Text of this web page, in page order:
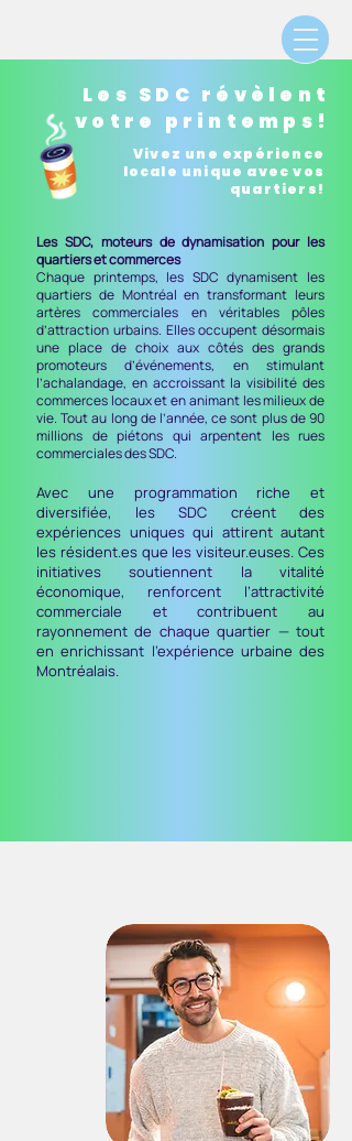
Les SDC révèlent
votre printemps!
Vivez une expérience
locale unique avec vos
quartiers!
Les SDC, moteurs de dynamisation pour les
quartiers et commerces
Chaque printemps, les SDC dynamisent les
quartiers de Montréal en transformant leurs
artères commerciales en véritables pôles
d’attraction urbains. Elles occupent désormais
une place de choix aux côtés des grands
promoteurs d’événements, en stimulant
l’achalandage, en accroissant la visibilité des
commerces locaux et en animant les milieux de
vie. Tout au long de l’année, ce sont plus de 90
millions de piétons qui arpentent les rues
commerciales des SDC.
Avec une programmation riche et
diversifiée, les SDC créent des
expériences uniques qui attirent autant
les résident.es que les visiteur.euses. Ces
initiatives soutiennent la vitalité
économique, renforcent l’attractivité
commerciale et contribuent au
rayonnement de chaque quartier — tout
en enrichissant l’expérience urbaine des
Montréalais.